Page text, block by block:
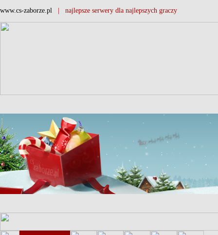
www.cs-zaborze.pl | najlepsze serwery dla najlepszych graczy